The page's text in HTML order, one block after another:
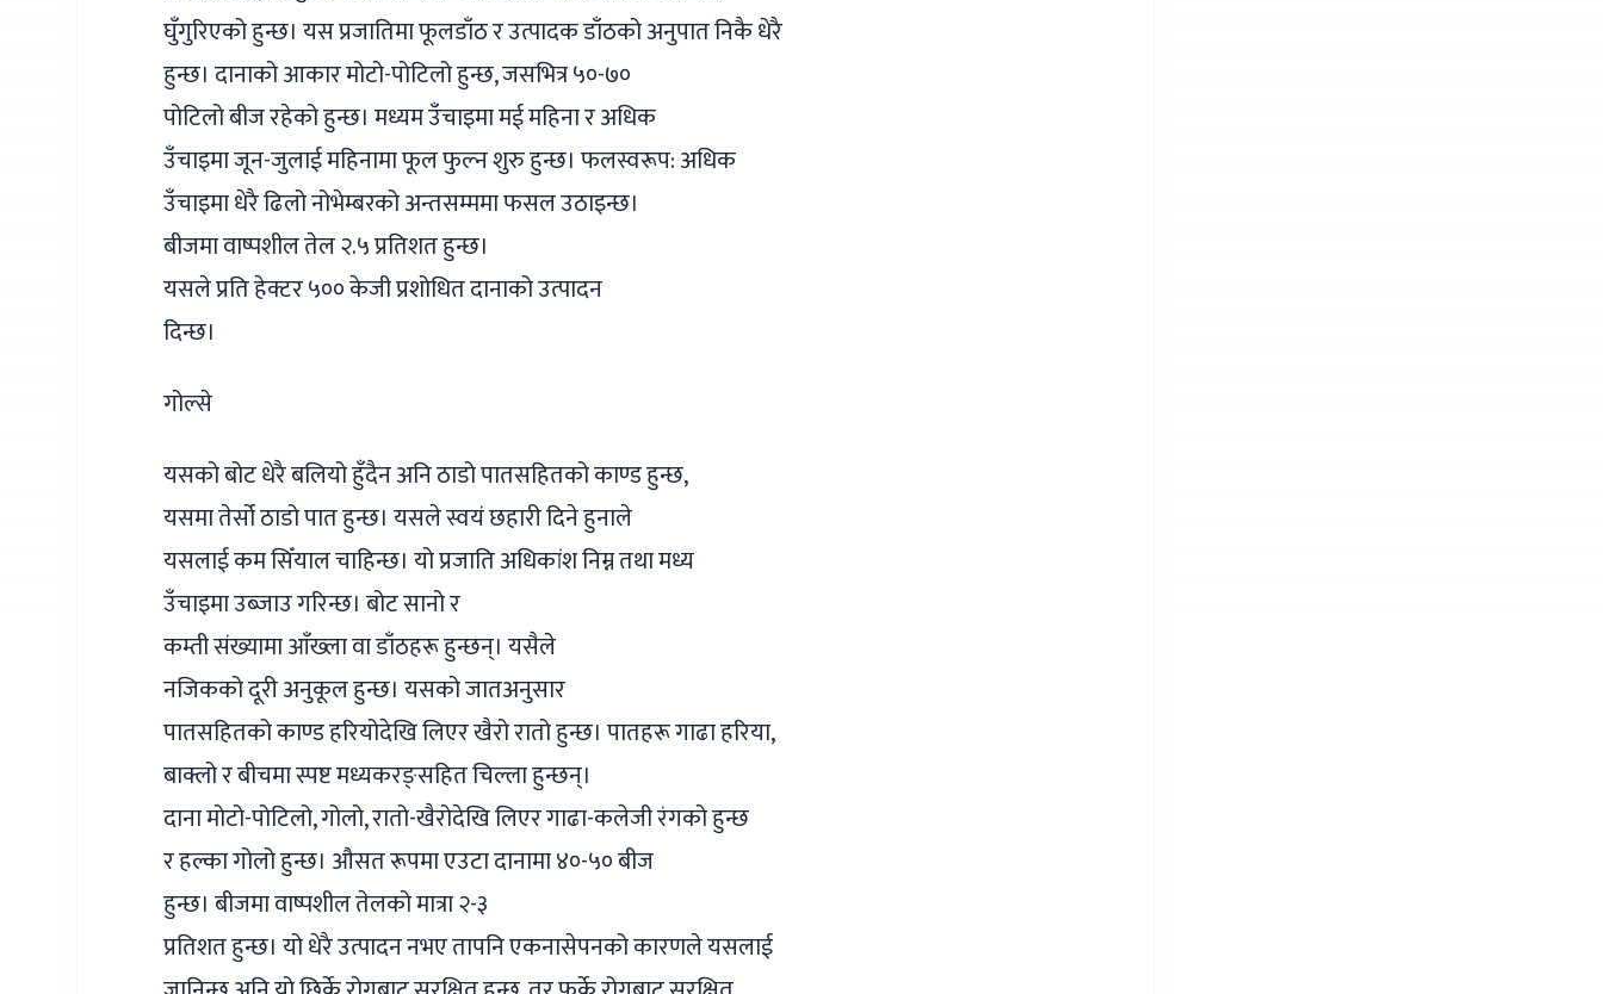
घुँगुरिएको हुन्छ। यस प्रजातिमा फूलडाँठ र उत्पादक डाँठको अनुपात निकै धेरै
हुन्छ। दानाको आकार मोटो-पोटिलो हुन्छ, जसभित्र ५०-७०
पोटिलो बीज रहेको हुन्छ। मध्यम उँचाइमा मई महिना र अधिक
उँचाइमा जून-जुलाई महिनामा फूल फुल्न शुरु हुन्छ। फलस्वरूप: अधिक
उँचाइमा धेरै ढिलो नोभेम्बरको अन्तसम्ममा फसल उठाइन्छ।
बीजमा वाष्पशील तेल २.५ प्रतिशत हुन्छ।
यसले प्रति हेक्टर ५०० केजी प्रशोधित दानाको उत्पादन
दिन्छ।
गोल्से
यसको बोट धेरै बलियो हुँदैन अनि ठाडो पातसहितको काण्ड हुन्छ,
यसमा तेर्सो ठाडो पात हुन्छ। यसले स्वयं छहारी दिने हुनाले
यसलाई कम सिँयाल चाहिन्छ। यो प्रजाति अधिकांश निम्न तथा मध्य
उँचाइमा उब्जाउ गरिन्छ। बोट सानो र
कम्ती संख्यामा आँख्ला वा डाँठहरू हुन्छन्। यसैले
नजिकको दूरी अनुकूल हुन्छ। यसको जातअनुसार
पातसहितको काण्ड हरियोदेखि लिएर खैरो रातो हुन्छ। पातहरू गाढा हरिया,
बाक्लो र बीचमा स्पष्ट मध्यकरङ्सहित चिल्ला हुन्छन्।
दाना मोटो-पोटिलो, गोलो, रातो-खैरोदेखि लिएर गाढा-कलेजी रंगको हुन्छ
र हल्का गोलो हुन्छ। औसत रूपमा एउटा दानामा ४०-५० बीज
हुन्छ। बीजमा वाष्पशील तेलको मात्रा २-३
प्रतिशत हुन्छ। यो धेरै उत्पादन नभए तापनि एकनासेपनको कारणले यसलाई